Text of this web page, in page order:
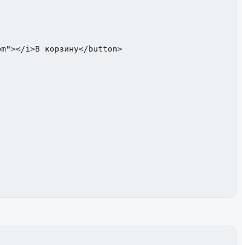
i>В корзину</button>